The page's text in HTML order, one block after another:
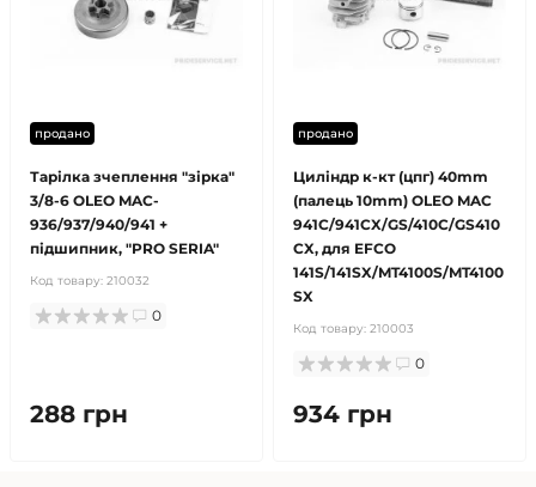
продано
Тарілка зчеплення "зірка"
3/8-6 OLEO MAC-
936/937/940/941 +
підшипник, "PRO SERIA"
Код товару: 210032
0
288 грн
продано
Циліндр к-кт (цпг) 40mm
(палець 10mm) OLEO MAC
941C/941CX/GS/410C/GS410
CX, для EFCO
141S/141SX/MT4100S/MT4100
SX
Код товару: 210003
0
934 грн